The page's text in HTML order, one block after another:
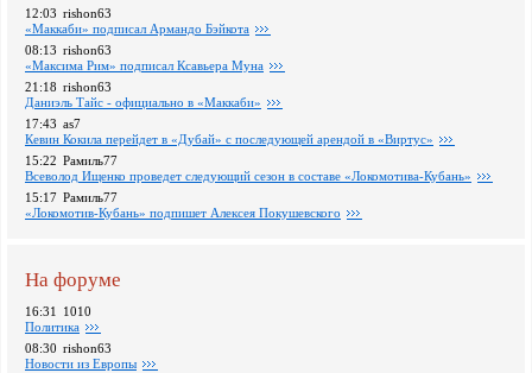
12:03 rishon63
«Маккаби» подписал Армандо Бэйкота
08:13 rishon63
«Максима Рим» подписал Ксавьера Муна
21:18 rishon63
Даниэль Тайс - официально в «Маккаби»
17:43 as7
Кевин Кокила перейдет в «Дубай» с последующей арендой в «Виртус»
15:22 Рамиль77
Всеволод Ищенко проведет следующий сезон в составе «Локомотива-Кубань»
15:17 Рамиль77
«Локомотив-Кубань» подпишет Алексея Покушевского
На форуме
16:31
1010
Политика
08:30 rishon63
Новости из Европы